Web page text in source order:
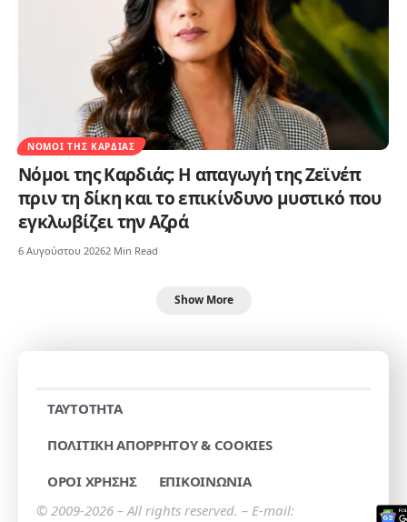
ΝΌΜΟΙ ΤΗΣ ΚΑΡΔΙΆΣ
Νόμοι της Καρδιάς: Η απαγωγή της Ζεϊνέπ
πριν τη δίκη και το επικίνδυνο μυστικό που
εγκλωβίζει την Αζρά
6 Αυγούστου 20262 Min Read
Show More
TAYTOTHTA
ΠΟΛΙΤΙΚΗ ΑΠΟΡΡΗΤΟΥ & COOKIES
ΟΡΟΙ ΧΡΗΣΗΣ
ΕΠΙΚΟΙΝΩΝΙΑ
© 2009-2026 – All rights reserved. – E-mail: